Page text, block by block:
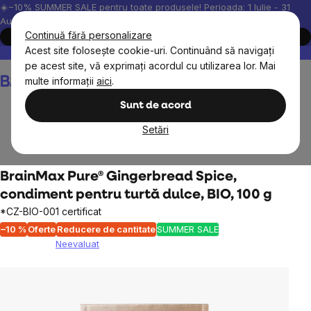
Continuă fără personalizare
Acest site folosește cookie-uri. Continuând să navigați
pe acest site, vă exprimați acordul cu utilizarea lor. Mai
multe informații aici.
Sunt de acord
Setări
Treci
la
conținut
☀️−10% SUMMER SALE pentru toate produsele! Perioada: 1 Iulie - 31
August, 2026.
Cumpără acum
Peste 200.000 de recenzii verificate
Produsele noastre sunt
Coş
de
BrainMax Pure® Gingerbread Spice,
condiment pentru turtă dulce, BIO, 100 g
*CZ-BIO-001 certificat
–10 % OferteReducere de cantitateSUMMER SALE
Neevaluat